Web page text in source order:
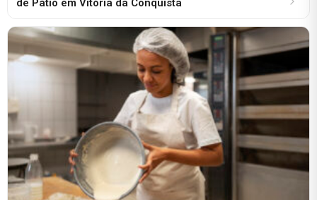
de Pátio em Vitória da Conquista